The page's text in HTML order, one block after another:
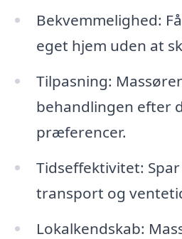
Bekvemmelighed:
eget hjem uden at
Tilpasning:
behandlingen efter
præferencer.
Tidseffektivitet:
transport og
Lokalkendskab: